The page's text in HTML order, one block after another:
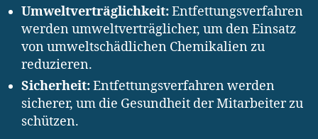
Umweltverträglichkeit:Entfettungsverfahren
werden umweltverträglicher, um den Einsatz
von umweltschädlichen Chemikalien zu
reduzieren.
Sicherheit:Entfettungsverfahren werden
sicherer, um die Gesundheit der Mitarbeiter zu
schützen.